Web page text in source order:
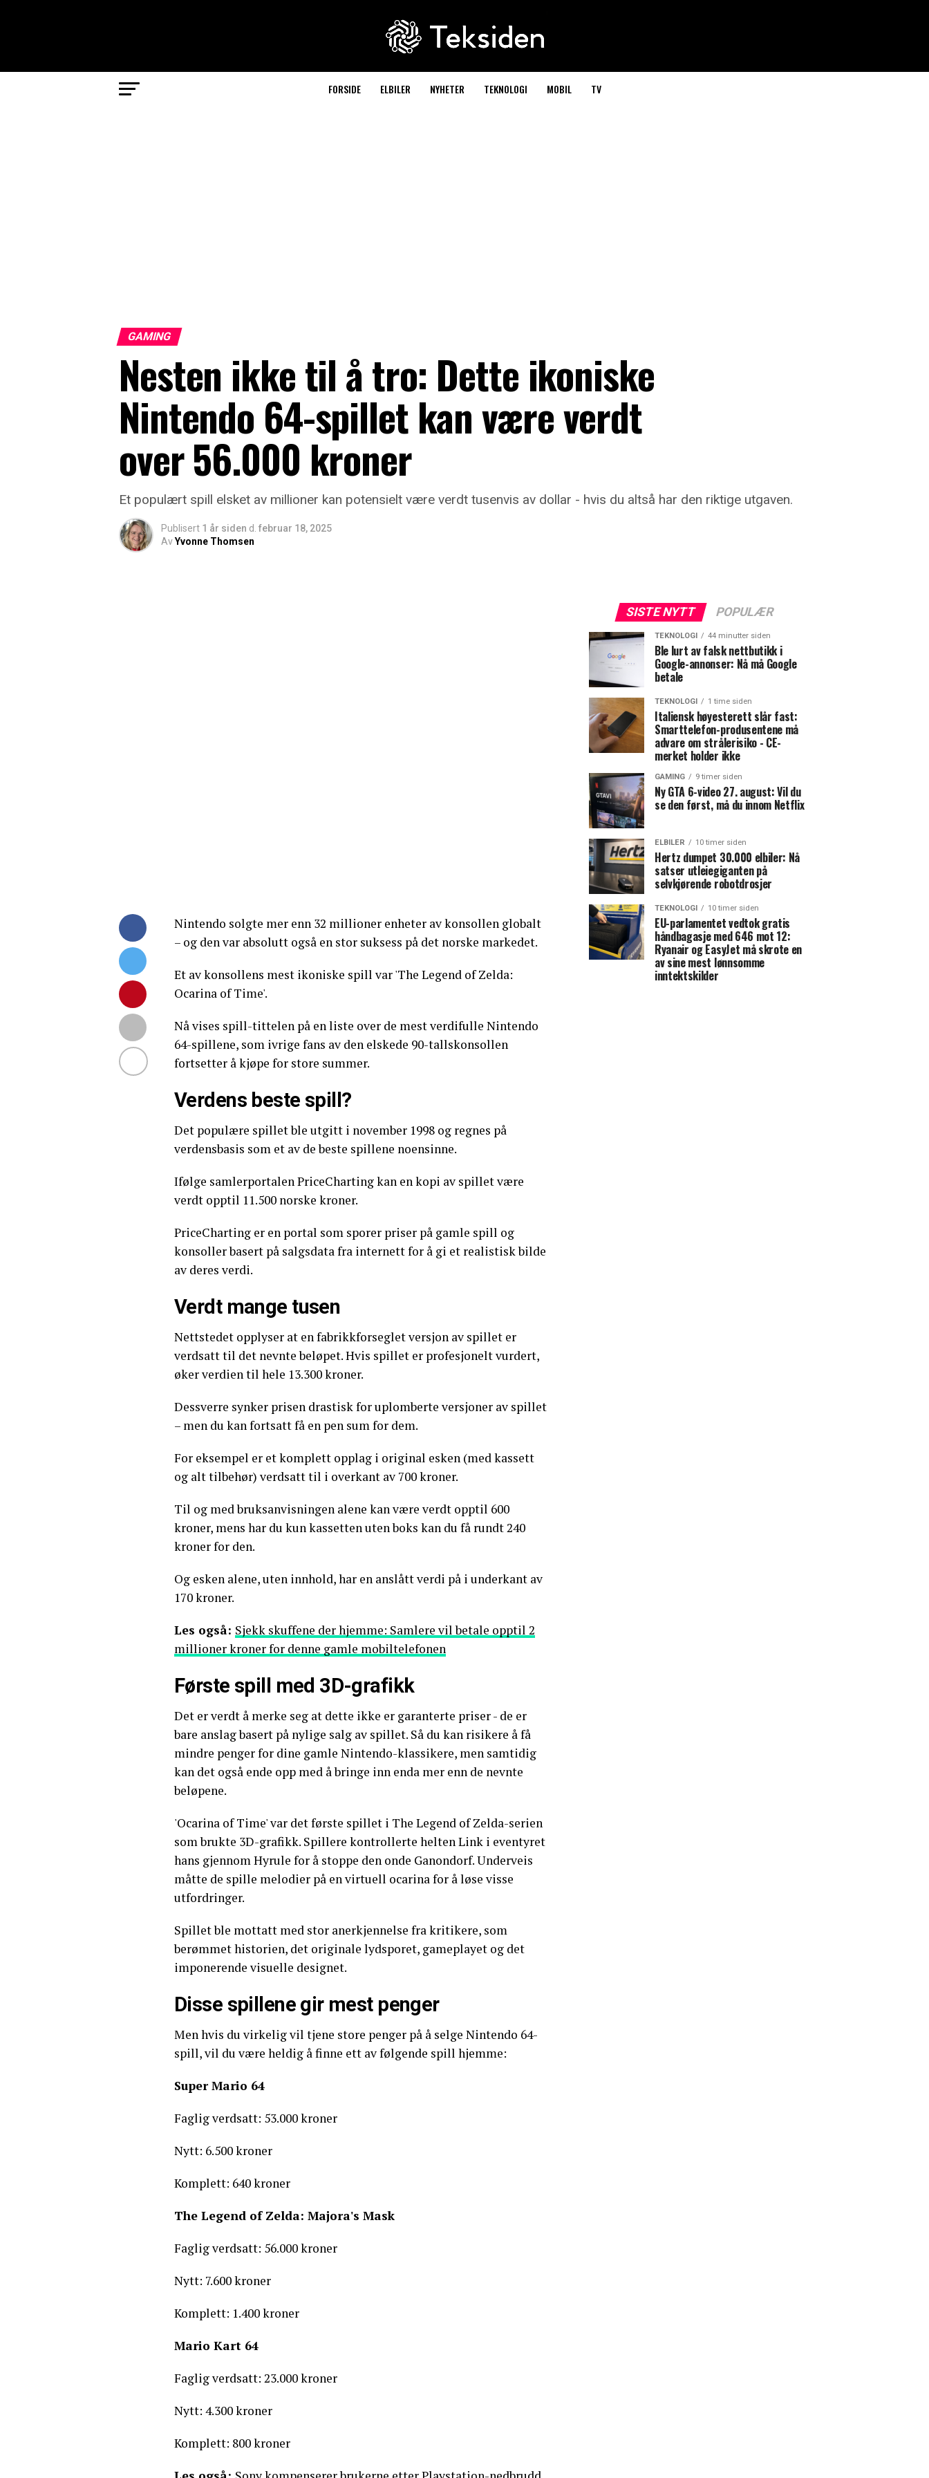
FORSIDE ELBILER NYHETER TEKNOLOGI MOBIL TV
GAMING
Nesten ikke til å tro: Dette ikoniske
Nintendo 64-spillet kan være verdt
over 56.000 kroner
Et populært spill elsket av millioner kan potensielt være verdt tusenvis av dollar - hvis du altså har den riktige utgaven.
Publisert 1 år siden d. februar 18, 2025
AvYvonne Thomsen
Nintendo solgte mer enn 32 millioner enheter av konsollen globalt
– og den var absolutt også en stor suksess på det norske markedet.
Et av konsollens mest ikoniske spill var 'The Legend of Zelda:
Ocarina of Time'.
Nå vises spill-tittelen på en liste over de mest verdifulle Nintendo
64-spillene, som ivrige fans av den elskede 90-tallskonsollen
fortsetter å kjøpe for store summer.
Verdens beste spill?
Det populære spillet ble utgitt i november 1998 og regnes på
verdensbasis som et av de beste spillene noensinne.
Ifølge samlerportalen PriceCharting kan en kopi av spillet være
verdt opptil 11.500 norske kroner.
PriceCharting er en portal som sporer priser på gamle spill og
konsoller basert på salgsdata fra internett for å gi et realistisk bilde
av deres verdi.
Verdt mange tusen
Nettstedet opplyser at en fabrikkforseglet versjon av spillet er
verdsatt til det nevnte beløpet. Hvis spillet er profesjonelt vurdert,
øker verdien til hele 13.300 kroner.
Dessverre synker prisen drastisk for uplomberte versjoner av spillet
– men du kan fortsatt få en pen sum for dem.
For eksempel er et komplett opplag i original esken (med kassett
og alt tilbehør) verdsatt til i overkant av 700 kroner.
Til og med bruksanvisningen alene kan være verdt opptil 600
kroner, mens har du kun kassetten uten boks kan du få rundt 240
kroner for den.
Og esken alene, uten innhold, har en anslått verdi på i underkant av
170 kroner.
Les også: Sjekk skuffene der hjemme: Samlere vil betale opptil 2
millioner kroner for denne gamle mobiltelefonen
Første spill med 3D-grafikk
Det er verdt å merke seg at dette ikke er garanterte priser - de er
bare anslag basert på nylige salg av spillet. Så du kan risikere å få
mindre penger for dine gamle Nintendo-klassikere, men samtidig
kan det også ende opp med å bringe inn enda mer enn de nevnte
beløpene.
'Ocarina of Time' var det første spillet i The Legend of Zelda-serien
som brukte 3D-grafikk. Spillere kontrollerte helten Link i eventyret
hans gjennom Hyrule for å stoppe den onde Ganondorf. Underveis
måtte de spille melodier på en virtuell ocarina for å løse visse
utfordringer.
Spillet ble mottatt med stor anerkjennelse fra kritikere, som
berømmet historien, det originale lydsporet, gameplayet og det
imponerende visuelle designet.
Disse spillene gir mest penger
Men hvis du virkelig vil tjene store penger på å selge Nintendo 64-
spill, vil du være heldig å finne ett av følgende spill hjemme:
Super Mario 64
Faglig verdsatt: 53.000 kroner
Nytt: 6.500 kroner
Komplett: 640 kroner
The Legend of Zelda: Majora's Mask
Faglig verdsatt: 56.000 kroner
Nytt: 7.600 kroner
Komplett: 1.400 kroner
Mario Kart 64
Faglig verdsatt: 23.000 kroner
Nytt: 4.300 kroner
Komplett: 800 kroner
SISTE NYTT POPULÆR
TEKNOLOGI 44 minutter siden
Ble lurt av falsk nettbutikk i
Google-annonser: Nå må Google
betale
TEKNOLOGI 1 time siden
Italiensk høyesterett slår fast:
Smarttelefon-produsentene må
advare om strålerisiko - CE-
merket holder ikke
GAMING 9 timer siden
Ny GTA 6-video 27. august: Vil du
se den først, må du innom Netflix
ELBILER 10 timer siden
Hertz dumpet 30.000 elbiler: Nå
satser utleiegiganten på
selvkjørende robotdrosjer
TEKNOLOGI 10 timer siden
EU-parlamentet vedtok gratis
håndbagasje med 646 mot 12:
Ryanair og EasyJet må skrote en
av sine mest lønnsomme
inntektskilder